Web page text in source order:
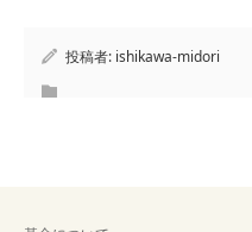
投稿者: ishikawa-midori